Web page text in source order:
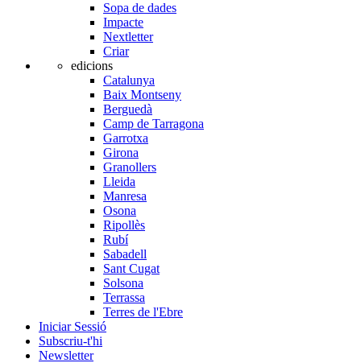
Sopa de dades
Impacte
Nextletter
Criar
edicions
Catalunya
Baix Montseny
Berguedà
Camp de Tarragona
Garrotxa
Girona
Granollers
Lleida
Manresa
Osona
Ripollès
Rubí
Sabadell
Sant Cugat
Solsona
Terrassa
Terres de l'Ebre
Iniciar Sessió
Subscriu-t'hi
Newsletter